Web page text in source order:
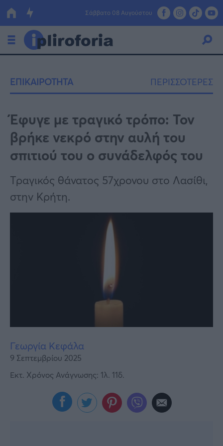
Σάββατο 08 Αυγούστου
Οικονομία
Πολιτική
Τράπεζες
Επιδοτήσεις
ΕΣΠΑ
Κόσμος
Lifestyle
Αθλητικά
ΕΠΙΚΑΙΡΟΤΗΤΑ ΠΕΡΙΣΣΟΤΕΡΕΣ
Έφυγε με τραγικό τρόπο: Τον
βρήκε νεκρό στην αυλή του
σπιτιού του ο συνάδελφός του
Τραγικός θάνατος 57χρονου στο Λασίθι,
στην Κρήτη.
Γεωργία Κεφάλα
9 Σεπτεμβρίου 2025
Εκτ. Χρόνος Ανάγνωσης: 1λ. 11δ.